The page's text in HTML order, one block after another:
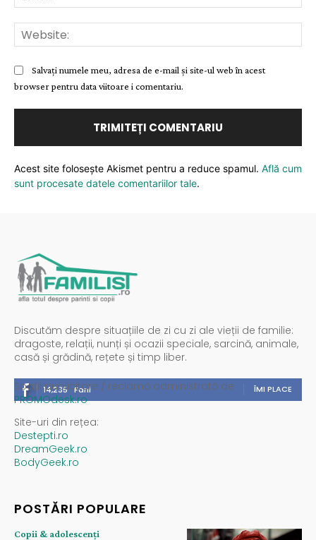
Salvați numele meu, adresa de e-mail și site-ul web în acest
browser pentru data viitoare i comentariu.
Acest site folosește Akismet pentru a reduce spamul. Află cum
sunt procesate datele comentariilor tale.
Discutăm despre situațiile de zi cu zi ale vieții de familie:
dragoste, relații, nunți și ocazii speciale, sarcină, animale,
casă și grădină, rețete și timp liber.
14,235 Fani ÎMI PLACE
Spații publicitare / reclamă administrată de
PROMOdesk.ro
Site-uri din rețea:
Destepti.ro
DreamGeek.ro
BodyGeek.ro
POSTĂRI POPULARE
Copii & adolescenți